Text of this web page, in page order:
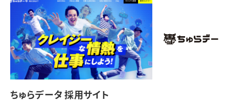
ちゅらデータ 採用サイト